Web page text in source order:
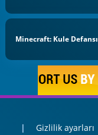
Minecraft: Kule Defansı
Gizlilik ayarları